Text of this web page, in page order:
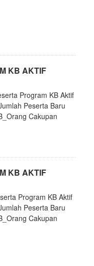
KB AKTIF
Program KB Aktif
Peserta Baru
Cakupan
KB AKTIF
Program KB Aktif
Peserta Baru
Cakupan